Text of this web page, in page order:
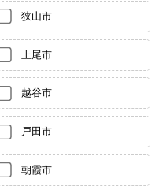
狭山市
上尾市
越谷市
戸田市
朝霞市